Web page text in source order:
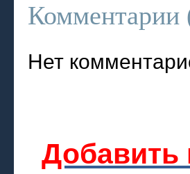
Комментарии
Нет
Добавить